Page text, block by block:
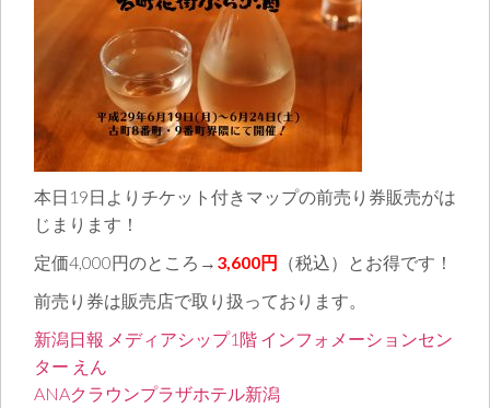
本日19日よりチケット付きマップの前売り券販売がは
じまります！
定価4,000円のところ→ 3,600円 （税込）とお得です！
前売り券は販売店で取り扱っております。
新潟日報 メディアシップ1階 インフォメーションセン
ター えん
ANAクラウンプラザホテル新潟